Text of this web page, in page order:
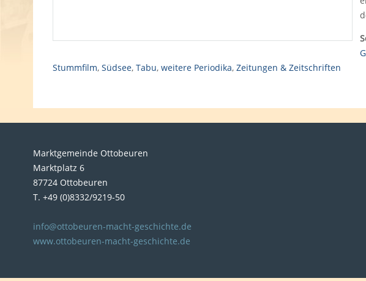
Stummfilm, Südsee, Tabu, weitere Periodika, Zeitungen & Zeitschriften
Marktgemeinde Ottobeuren
Marktplatz 6
87724 Ottobeuren
T. +49 (0)8332/9219-50
info@ottobeuren-macht-geschichte.de
www.ottobeuren-macht-geschichte.de